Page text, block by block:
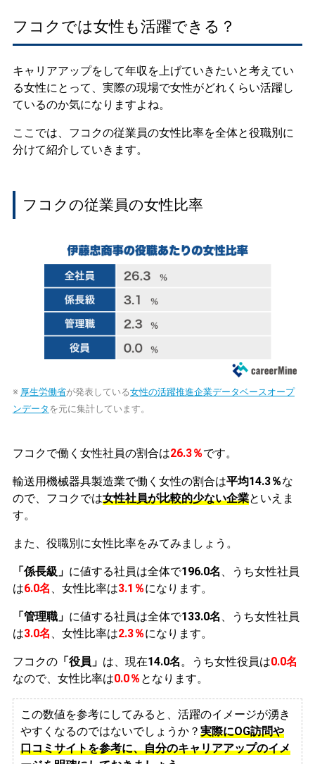
フコクでは女性も活躍できる？
キャリアアップをして年収を上げていきたいと考えてい
る女性にとって、実際の現場で女性がどれくらい活躍し
ているのか気になりますよね。
ここでは、フコクの従業員の女性比率を全体と役職別に
分けて紹介していきます。
フコクの従業員の女性比率
※ 厚生労働省が発表している女性の活躍推進企業データベースオープ
ンデータ を元に集計しています。
フコクで働く女性社員の割合は26.3％です。
輸送用機械器具製造業で働く女性の割合は平均14.3％な
ので、フコクでは女性社員が比較的少ない企業といえま
す。
また、役職別に女性比率をみてみましょう。
「係長級」 に値する社員は全体で196.0名 、うち女性社員
は6.0名 、女性比率は3.1％になります。
「管理職」 に値する社員は全体で133.0名 、うち女性社員
は3.0名 、女性比率は2.3％になります。
フコクの「役員」 は、現在14.0名。うち女性役員は0.0名
なので、女性比率は0.0％ となります。
この数値を参考にしてみると、活躍のイメージが湧き
やすくなるのではないでしょうか？ 実際にOG訪問や
口コミサイトを参考に、自分のキャリアアップのイメ